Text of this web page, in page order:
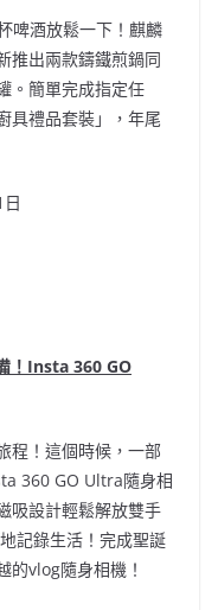
啤酒放鬆一下！麒麟
推出兩款鑄鐵煎鍋同
。簡單完成指定任
具禮品套裝」，年尾
！Insta 360 GO
程！這個時候，一部
360 GO Ultra隨身相
吸設計輕鬆解放雙手
記錄生活！完成聖誕
的vlog隨身相機！